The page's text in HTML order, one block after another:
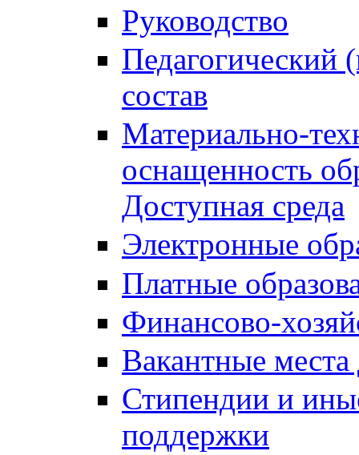
Руководство
Педагогический
состав
Материально-
оснащенность
Доступная среда
Электронные
Платные
Финансово-
Вакантные
Стипендии и
поддержки